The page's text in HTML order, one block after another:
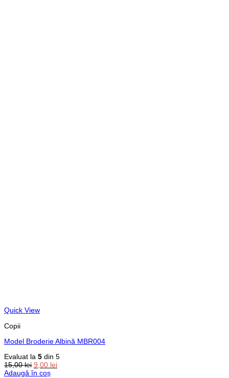
Quick View
Copii
Model Broderie Albină MBR004
Evaluat la 5 din 5
15,00lei Prețul
inițial
9,00 leiPrețul
Adaugă în coș